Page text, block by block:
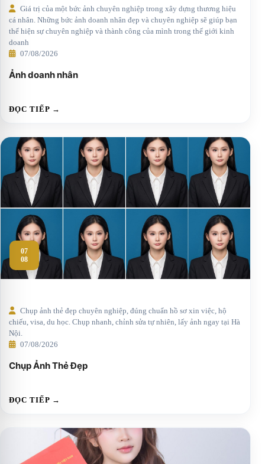
Giá trị của một bức ảnh chuyên nghiệp trong xây dựng thương hiệu
cá nhân. Những bức ảnh doanh nhân đẹp và chuyên nghiệp sẽ giúp bạn
thể hiện sự chuyên nghiệp và thành công của mình trong thế giới kinh
doanh
07/08/2026
Ảnh doanh nhân
ĐỌC TIẾP →
07
08
Chụp ảnh thẻ đẹp chuyên nghiệp, đúng chuẩn hồ sơ xin việc, hộ
chiếu, visa, du học. Chụp nhanh, chỉnh sửa tự nhiên, lấy ảnh ngay tại Hà
Nội.
07/08/2026
Chụp Ảnh Thẻ Đẹp
ĐỌC TIẾP →